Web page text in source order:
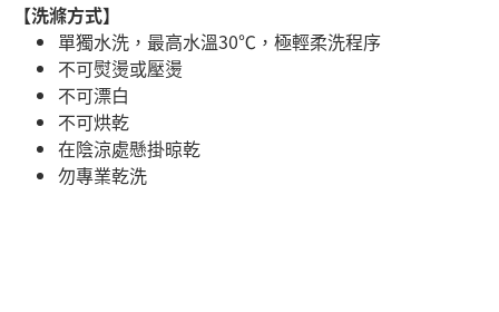
【洗滌方式】
單獨水洗，最高水溫30℃，極輕柔洗程序
不可熨燙或壓燙
不可漂白
不可烘乾
在陰涼處懸掛晾乾
勿專業乾洗